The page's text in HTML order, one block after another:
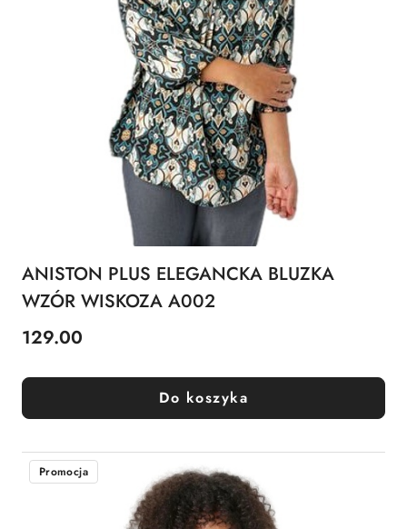
ANISTON PLUS ELEGANCKA BLUZKA
WZÓR WISKOZA A002
Cena:
129.00
Do koszyka
Promocja